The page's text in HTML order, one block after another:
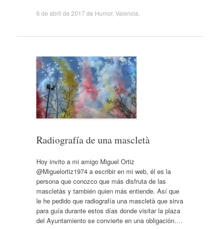
6 de abril de 2017 de Humor, Valencia
Radiografía de una mascletà
Hoy invito a mi amigo Miguel Ortiz
@Miguelortiz1974 a escribir en mi web, él es la
persona que conozco que más disfruta de las
mascletàs y también quien más entiende. Así que
le he pedido que radiografía una mascletà que sirva
para guía durante estos días donde visitar la plaza
del Ayuntamiento se convierte en una obligación.…